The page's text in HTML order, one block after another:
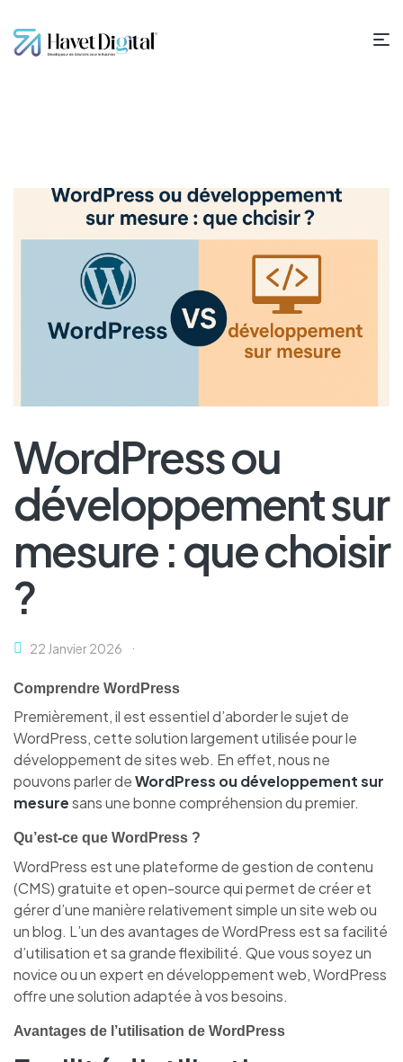
WordPress ou
développement sur
mesure : que choisir
?
22 Janvier 2026
Comprendre WordPress
Premièrement, il est essentiel d’aborder le sujet de
WordPress, cette solution largement utilisée pour le
développement de sites web. En effet, nous ne
pouvons parler deWordPress ou développement sur
mesuresans une bonne compréhension du premier.
Qu’est-ce que WordPress ?
WordPress est une plateforme de gestion de contenu
(CMS) gratuite et open-source qui permet de créer et
gérer d’une manière relativement simple un site web ou
un blog. L’un des avantages de WordPress est sa facilité
d’utilisation et sa grande flexibilité. Que vous soyez un
novice ou un expert en développement web, WordPress
offre une solution adaptée à vos besoins.
Avantages de l’utilisation de WordPress